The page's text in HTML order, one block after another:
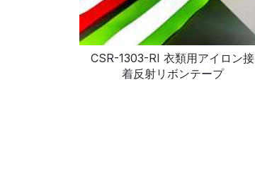
CSR-1303-RI 衣類用アイロン接
着反射リボンテープ